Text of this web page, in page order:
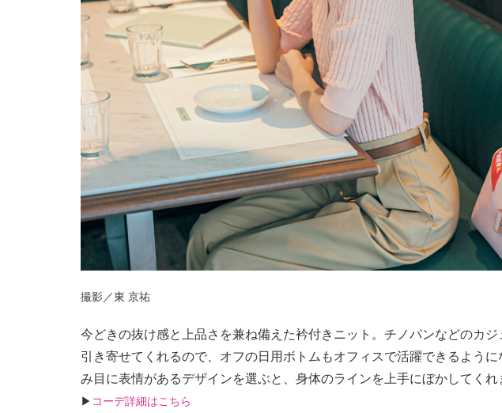
撮影／東 京祐
今どきの抜け感と上品さを兼ね備えた衿付きニット。チノパンなどのカ
引き寄せてくれるので、オフの日用ボトムもオフィスで活躍できるよう
み目に表情があるデザインを選ぶと、身体のラインを上手にぼかしてくれ
▶︎ コーデ詳細はこちら